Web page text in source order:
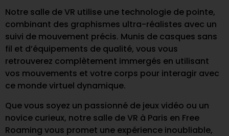
Notre salle de VR utilise une technologie de pointe,
combinant des graphismes ultra-réalistes avec un
suivi de mouvement précis. Munis de casques sans
fil et d’équipements de qualité, vous vous
retrouverez complètement immergés en utilisant
vos mouvements et votre corps pour interagir avec
ce monde virtuel dynamique.
Que vous soyez un passionné de jeux vidéo ou un
novice curieux, notre salle de VR à Paris en Free
Roaming vous promet une expérience inoubliable,